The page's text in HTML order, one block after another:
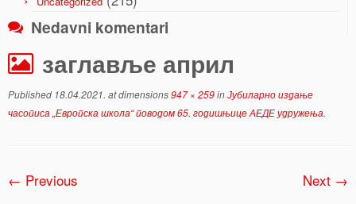
Nedavni komentari
заглавље април
Published 18.04.2021. at dimensions947 × 259inЈубиларно издање
часописа „Европска школа“ поводом 65. годишњице АЕДЕ удружења.
← Previous Next →